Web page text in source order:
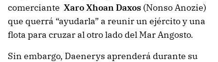
comerciante Xaro Xhoan Daxos (Nonso Anozie)
que querrá “ayudarla” a reunir un ejército y una
flota para cruzar al otro lado del Mar Angosto.
Sin embargo, Daenerys aprenderá durante su